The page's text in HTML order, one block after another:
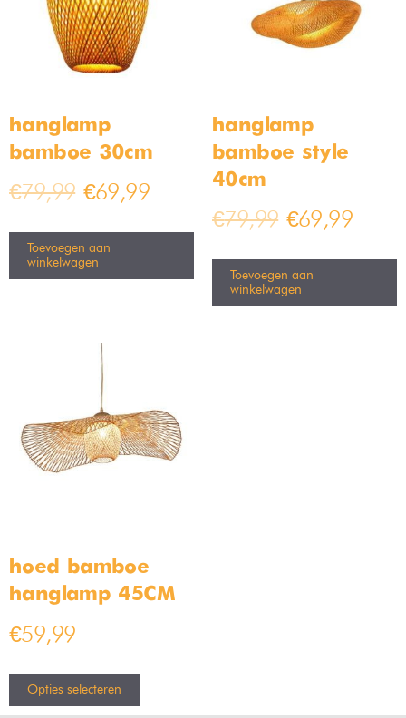
hanglamp
bamboe 30cm
€79,99 €69,99
Toevoegen aan
winkelwagen
hanglamp
bamboe style
40cm
€79,99 €69,99
Toevoegen aan
winkelwagen
hoed bamboe
hanglamp 45CM
€59,99
Opties selecteren